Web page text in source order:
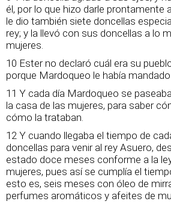
él, por lo que hizo darle prontamente
le dio también siete doncellas
rey; y la llevó con sus doncellas a lo
mujeres.
10 Ester no declaró cuál era su
porque Mardoqueo le había
11 Y cada día Mardoqueo se
la casa de las mujeres, para saber
cómo la trataban.
12 Y cuando llegaba el tiempo de
doncellas para venir al rey Asuero,
estado doce meses conforme a la
mujeres, pues así se cumplía el
esto es, seis meses con óleo de
perfumes aromáticos y afeites de